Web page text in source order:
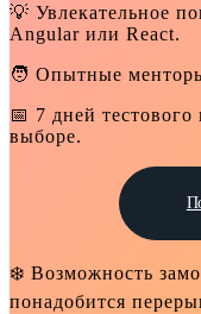
💡 Увлекательное
Angular или React.
🧑 Опытные
📅 7 дней
выборе.
❄️ Возможность
понадобится